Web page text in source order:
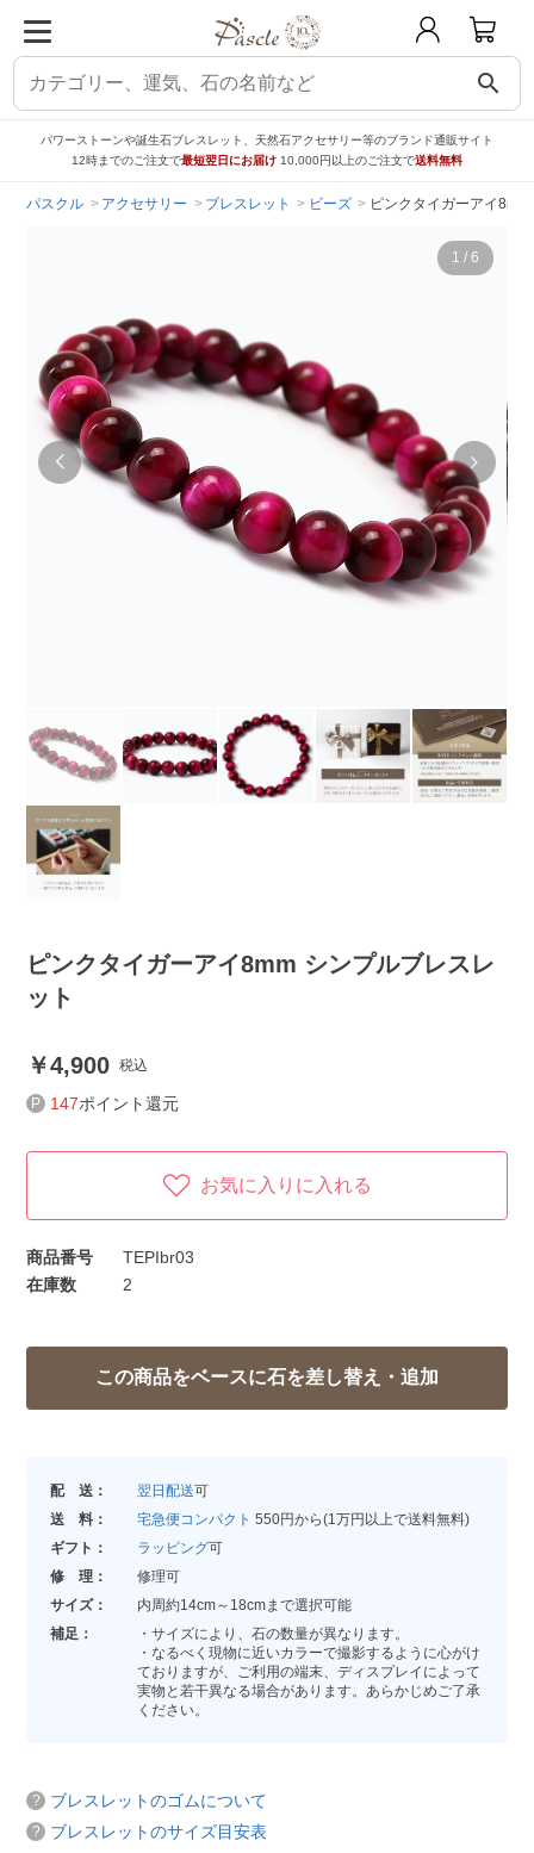
search
パワーストーンや誕生石ブレスレット、天然石アクセサリー等のブランド通販サイト
12時までのご注文で最短翌日にお届け 10,000円以上のご注文で送料無料
パスクル アクセサリー ブレスレット ビーズ ピンクタイガーアイ
1 / 6
ピンクタイガーアイ8mm シンプルブレスレ
ット
4,900 税込
147ポイント還元
お気に入りに入れる
商品番号
TEPIbr03
在庫数
2
配 送： 翌日配送可
送 料：
宅急便コンパクト 550円から(1万円以上で送料無料)
ギフト：
ラッピング可
修 理：
修理可
サイズ：
内周約14cm～18cmまで選択可能
補足：
・サイズにより、石の数量が異なります。
・なるべく現物に近いカラーで撮影するように心がけ
ておりますが、ご利用の端末、ディスプレイによって
実物と若干異なる場合があります。あらかじめご了承
ください。
ブレスレットのゴムについて
ブレスレットのサイズ目安表